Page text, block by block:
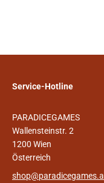
Service-Hotline
PARADICEGAMES
Wallensteinstr. 2
1200 Wien
Österreich